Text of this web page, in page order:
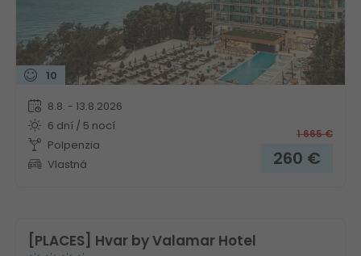
10
8.8. - 13.8.2026
6 dní / 5 nocí
Polpenzia
Vlastná
1 665€
260 €
[PLACES] Hvar by Valamar Hotel